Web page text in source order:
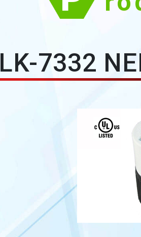
LK-7332